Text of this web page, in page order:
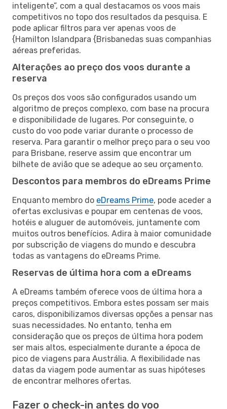
inteligente”, com a qual destacamos os voos mais
competitivos no topo dos resultados da pesquisa. E
pode aplicar filtros para ver apenas voos de
{Hamilton Islandpara {Brisbanedas suas companhias
aéreas preferidas.
Alterações ao preço dos voos durante a
reserva
Os preços dos voos são configurados usando um
algoritmo de preços complexo, com base na procura
e disponibilidade de lugares. Por conseguinte, o
custo do voo pode variar durante o processo de
reserva. Para garantir o melhor preço para o seu voo
para Brisbane, reserve assim que encontrar um
bilhete de avião que se adeque ao seu orçamento.
Descontos para membros do eDreams Prime
Enquanto membro do eDreams Prime, pode aceder a
ofertas exclusivas e poupar em centenas de voos,
hotéis e aluguer de automóveis, juntamente com
muitos outros benefícios. Adira à maior comunidade
por subscrição de viagens do mundo e descubra
todas as vantagens do eDreams Prime.
Reservas de última hora com a eDreams
A eDreams também oferece voos de última hora a
preços competitivos. Embora estes possam ser mais
caros, disponibilizamos diversas opções a pensar nas
suas necessidades. No entanto, tenha em
consideração que os preços de última hora podem
ser mais altos, especialmente durante a época de
pico de viagens para Austrália. A flexibilidade nas
datas da viagem pode aumentar as suas hipóteses
de encontrar melhores ofertas.
Fazer o check-in antes do voo